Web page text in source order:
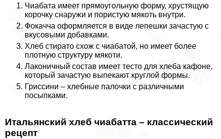
Чиабата имеет прямоугольную форму, хрустящую
корочку снаружи и пористую мякоть внутри.
Фокачча оформляется в виде лепешки зачастую с
вкусовыми добавками.
Хлеб стирато схож с чиабатой, но имеет более
плотную структуру мякоти.
Лаконичный состав имеет тесто для хлеба кафоне,
который зачастую выпекают круглой формы.
Гриссини – хлебные палочки с различными
посыпками.
Итальянский хлеб чиабатта – классический
рецепт